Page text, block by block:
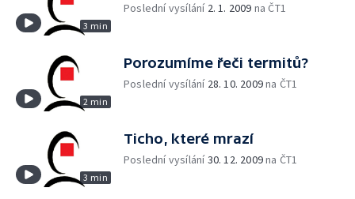
3 min
Poslední vysílání 2. 1. 2009 na ČT1
2 min
Porozumíme řeči termitů?
Poslední vysílání 28. 10. 2009na ČT1
3 min
Ticho, které mrazí
Poslední vysílání30. 12. 2009na ČT1